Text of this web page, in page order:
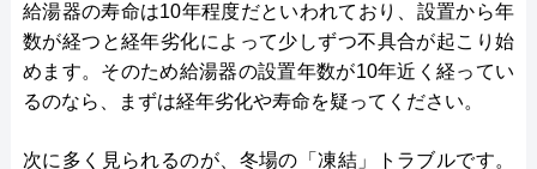
給湯器の寿命は10年程度だといわれており、設置から年
数が経つと経年劣化によって少しずつ不具合が起こり始
めます。そのため給湯器の設置年数が10年近く経ってい
るのなら、まずは経年劣化や寿命を疑ってください。
次に多く見られるのが、冬場の「凍結」トラブルです。